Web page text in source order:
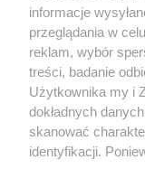
Partnerzy
Praca
informacje
przeglądania w
reklam, wybór
treści, badanie
Użytkownika my i
dokładnych
skanować
identyfikacji.